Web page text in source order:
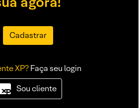
Cadastrar
XP?Faça seu login
Sou cliente